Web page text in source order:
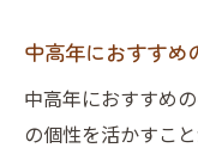
日常使い
ライフス
プロの視
中高年におすすめ
中高年におすすめ
の個性を活かすこ